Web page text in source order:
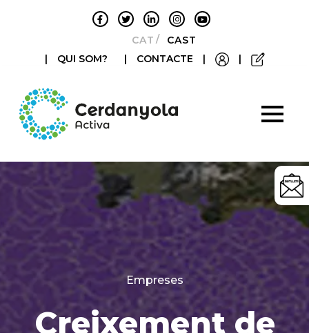
CATALÀCASTELLANO
|
QUI SOM? | CONTACTE | |
Categories
Empreses
Creixement de